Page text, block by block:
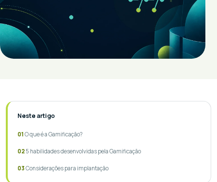
Neste artigo
O que é a Gamificação?
5 habilidades desenvolvidas pela Gamificação
Considerações para implantação